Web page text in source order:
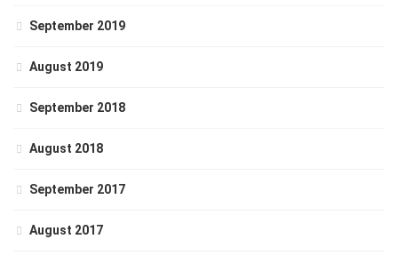
September 2019
August 2019
September 2018
August 2018
September 2017
August 2017